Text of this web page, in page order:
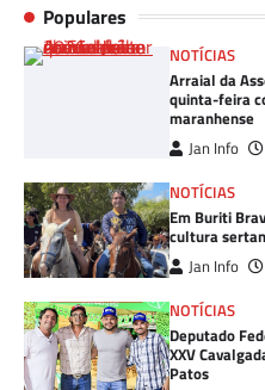
Populares
NOTÍCIAS
Arraial da
quinta-feira
maranhense
Jan Info
NOTÍCIAS
Em Buriti
cultura
Jan Info
NOTÍCIAS
Deputado
XXV
Patos